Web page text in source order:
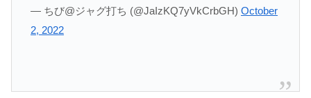
— ちび@ジャグ打ち (@JaIzKQ7yVkCrbGH) October
2, 2022